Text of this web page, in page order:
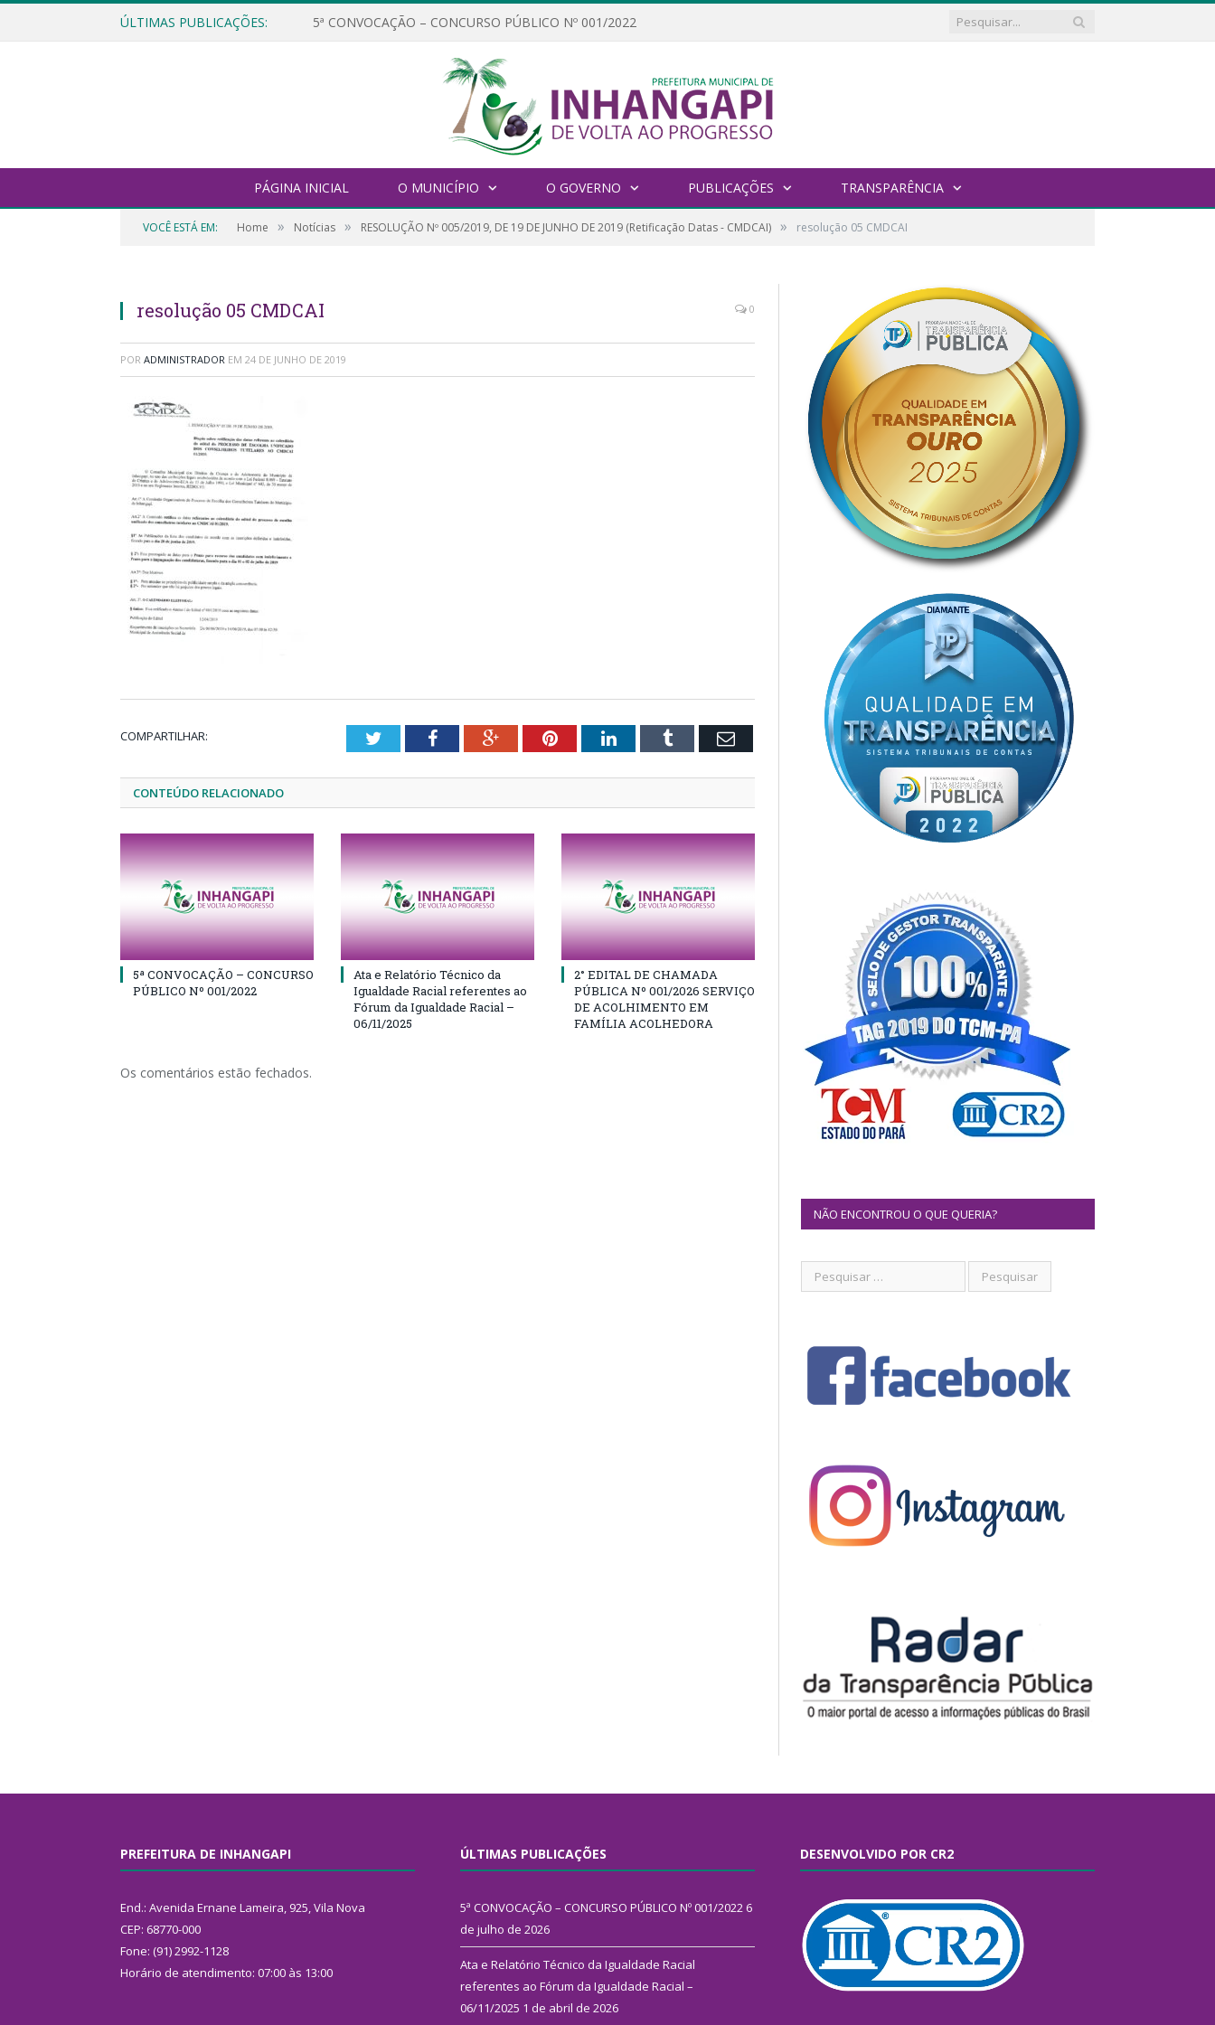
ÚLTIMAS PUBLICAÇÕES: 5ª CONVOCAÇÃO – CONCURSO PÚBLICO Nº 001/2022
PÁGINA INICIAL O MUNICÍPIO O GOVERNO PUBLICAÇÕES TRANSPARÊNCIA
VOCÊ ESTÁ EM: Home » Notícias » RESOLUÇÃO Nº 005/2019, DE 19 DE JUNHO DE 2019 (Retificação Datas - CMDCAI) » resolução 05 CMDCAI
resolução 05 CMDCAI 0
POR ADMINISTRADOR EM 24 DE JUNHO DE 2019
COMPARTILHAR: TwitterFacebookGoogle+PinterestLinkedInTumblr Email
CONTEÚDO RELACIONADO
5ª CONVOCAÇÃO – CONCURSO
PÚBLICO Nº 001/2022
Ata e Relatório Técnico da
Igualdade Racial referentes ao
Fórum da Igualdade Racial –
06/11/2025
2° EDITAL DE CHAMADA
PÚBLICA Nº 001/2026 SERVIÇO
DE ACOLHIMENTO EM
FAMÍLIA ACOLHEDORA
Os comentários estão fechados.
NÃO ENCONTROU O QUE QUERIA?
PREFEITURA DE INHANGAPI
End.: Avenida Ernane Lameira, 925, Vila Nova
CEP: 68770-000
Fone: (91) 2992-1128
Horário de atendimento: 07:00 às 13:00
ÚLTIMAS PUBLICAÇÕES
5ª CONVOCAÇÃO – CONCURSO PÚBLICO Nº 001/2022 6
de julho de 2026
Ata e Relatório Técnico da Igualdade Racial
referentes ao Fórum da Igualdade Racial –
06/11/2025 1 de abril de 2026
DESENVOLVIDO POR CR2